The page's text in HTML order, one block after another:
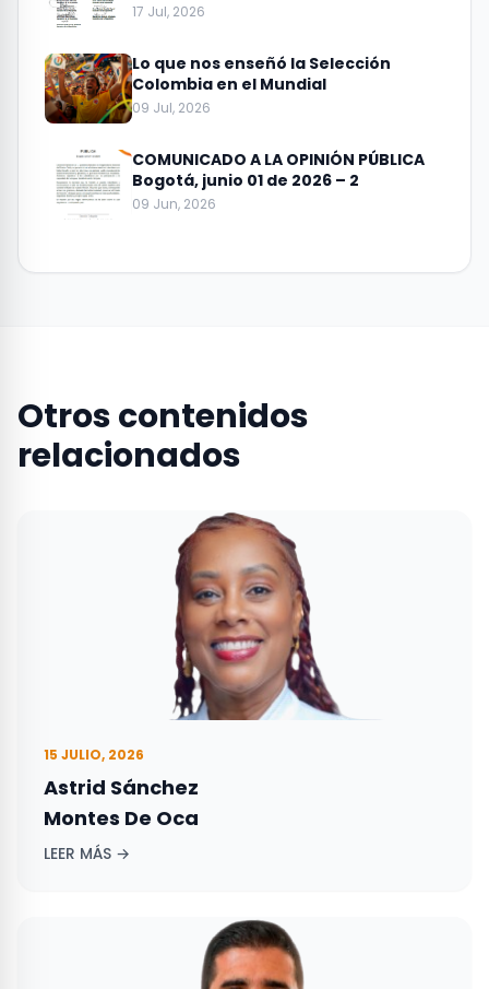
17 Jul, 2026
Lo que nos enseñó la Selección
Colombia en el Mundial
09 Jul, 2026
COMUNICADO A LA OPINIÓN PÚBLICA
Bogotá, junio 01 de 2026 – 2
09 Jun, 2026
Otros contenidos
relacionados
15 JULIO, 2026
Astrid Sánchez
Montes De Oca
LEER MÁS →